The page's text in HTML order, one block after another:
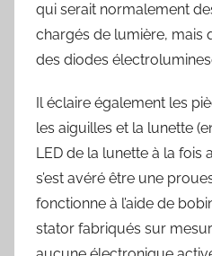
qui serait normalement
chargés de lumière, mais
des diodes
Il éclaire également les
les aiguilles et la lunette
LED de la lunette à la fois
s’est avéré être une
fonctionne à l’aide de
stator fabriqués sur